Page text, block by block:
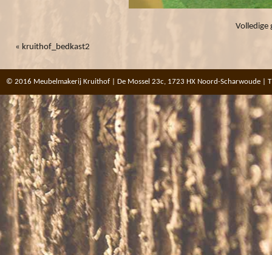
« kruithof_bedkast2
© 2016 Meubelmakerij Kruithof | De Mossel 23c, 1723 HX Noord-Scharwoude |